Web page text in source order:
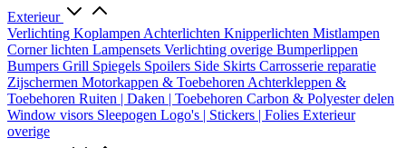
Exterieur
Verlichting Koplampen Achterlichten Knipperlichten Mistlampen
Corner lichten Lampensets Verlichting overige Bumperlippen
Bumpers Grill Spiegels Spoilers Side Skirts Carrosserie reparatie
Zijschermen Motorkappen & Toebehoren Achterkleppen &
Toebehoren Ruiten | Daken | Toebehoren Carbon & Polyester delen
Window visors Sleepogen Logo's | Stickers | Folies Exterieur
overige